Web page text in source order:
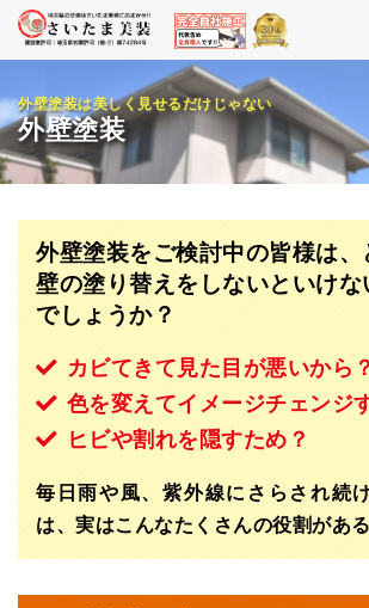
外壁塗装は美しく見せるだけじゃない
外壁塗装
外壁塗装をご検討中の皆様は、
壁の塗り替えをしないといけな
でしょうか？
カビてきて見た目が悪いから
色を変えてイメージチェンジ
ヒビや割れを隠すため？
毎日雨や風、紫外線にさらされ続
は、実はこんなたくさんの役割があ